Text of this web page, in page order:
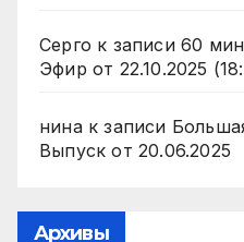
Серго к записи 60
Эфир от 22.10.2025
нинак записи
Выпуск от 20.06.2025
Архивы